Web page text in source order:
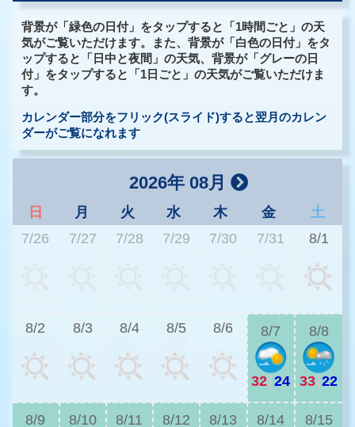
背景が「緑色の日付」をタップすると「1時間ごと」の天
気がご覧いただけます。また、背景が「白色の日付」をタ
ップすると「日中と夜間」の天気、背景が「グレーの日
付」をタップすると「1日ごと」の天気がご覧いただけま
す。
カレンダー部分をフリック(スライド)すると翌月のカレン
ダーがご覧になれます
2026年 08月
日 月 火 水 木 金
土
7/26
7/27 7/28 7/29 7/30 7/31 8/1
8/2 8/3 8/4 8/5 8/6 8/7
32|24
8/8
33|22
8/9 8/10 8/11 8/12 8/13 8/14 8/15